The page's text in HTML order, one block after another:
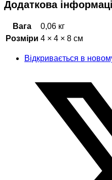
Додаткова
Вага
0,06 кг
Розміри 4 × 4 × 8 см
Відкривається в